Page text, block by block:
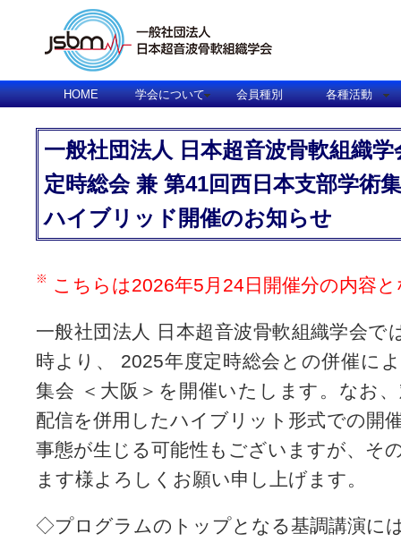
HOME 学会について 会員種別 各種活動
一般社団法人 日本超音波骨軟組織学
定時総会 兼 第41回西日本支部学
ハイブリッド開催のお知らせ
こちらは2026年5月24日開催分の内容
一般社団法人 日本超音波骨軟組織学会で
時より、 2025年度定時総会との併催に
集会 ＜大阪＞を開催いたします。なお
配信を併用したハイブリット形式での開
事態が生じる可能性もございますが、そ
ます様よろしくお願い申し上げます。
◇プログラムのトップとなる基調講演に